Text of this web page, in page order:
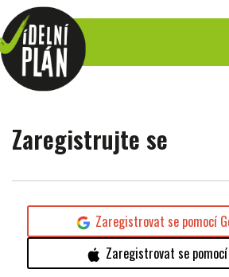
Zaregistrujte se
Zaregistrovat se pomocí
Zaregistrovat se pomocí